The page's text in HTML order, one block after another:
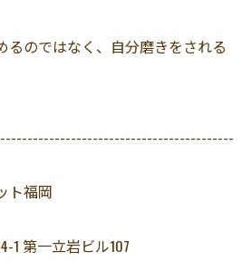
るのではなく、自分磨きをされる
ト福岡
1 第一立岩ビル107